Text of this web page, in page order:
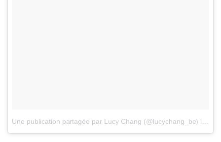
Une publication partagée par Lucy Chang (@lucychang_be) le